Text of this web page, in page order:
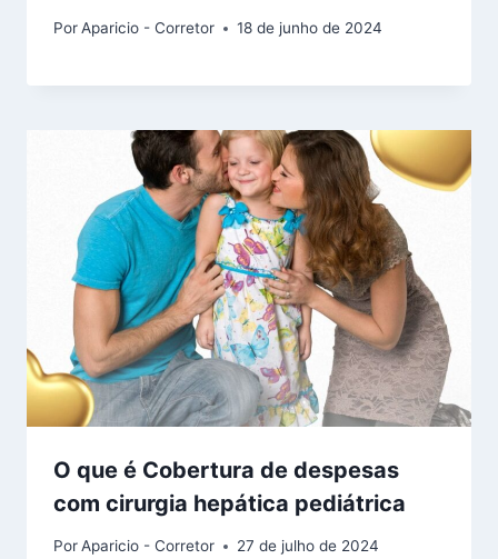
PorAparicio - Corretor 18 de junho de 2024
O que é Cobertura de despesas
com cirurgia hepática pediátrica
PorAparicio - Corretor 27 de julho de 2024